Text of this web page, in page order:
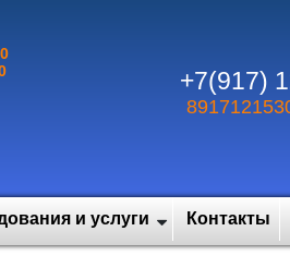
+7(917)
и услуги Контакты